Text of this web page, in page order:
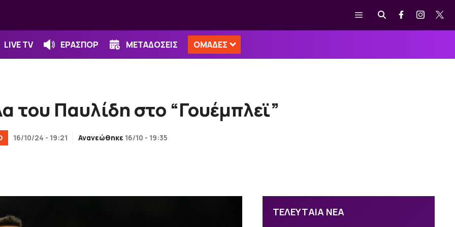
Μενού
LIVE TV ΕΡΑΣΠΟΡ ΜΕΤΑΔΟΣΕΙΣ ΟΜΑΔΕΣ
του Παυλίδη στο “Γουέμπλεϊ”
16/10/24 - 19:21 Ανανεώθηκε 16/10 - 19:35
ΤΕΛΕΥΤΑΙΑ ΝΕΑ